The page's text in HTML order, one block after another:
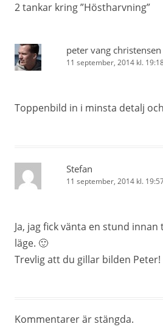
2 tankar kring ”Höstharvning”
peter vang
11 september, 2014 kl.
Toppenbild in i minsta detalj
Stefan
11 september, 2014 kl.
Ja, jag fick vänta en stund
läge. 🙂
Trevlig att du gillar bilden Peter!
Kommentarer är stängda.